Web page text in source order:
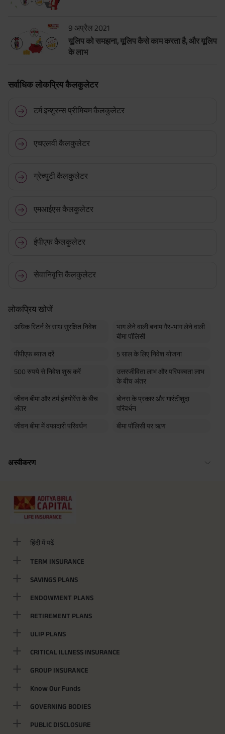
9 अप्रैल 2021
यूलिप को समझना, यूलिप कैसे काम करता है, और यूलिप
के लाभ
सर्वाधिक लोकप्रिय कैलकुलेटर
टर्म इन्शुरन्स प्रीमियम कैलकुलेटर
एचएलवी कैलकुलेटर
ग्रेच्युटी कैलकुलेटर
एमआईएस कैलकुलेटर
ईपीएफ कैलकुलेटर
सेवानिवृत्ति कैलकुलेटर
लोकप्रिय खोजें
अधिक रिटर्न के साथ सुरक्षित निवेश
भाग लेने वाली बनाम गैर-भाग लेने वाली
बीमा पॉलिसी
पीपीएफ ब्याज दरें 5 साल के लिए निवेश योजना
500 रुपये से निवेश शुरू करें
उत्तरजीविता लाभ और परिपक्वता लाभ
के बीच अंतर
जीवन बीमा और टर्म इंश्योरेंस के बीच
अंतर
बोनस के प्रकार और गारंटीशुदा
परिवर्धन
जीवन बीमा में वफादारी परिवर्धन बीमा पॉलिसी पर ऋण
अस्वीकरण
हिंदी में पढ़ें
TERM INSURANCE
SAVINGS PLANS
ENDOWMENT PLANS
RETIREMENT PLANS
ULIP PLANS
CRITICAL ILLNESS INSURANCE
GROUP INSURANCE
Know Our Funds
GOVERNING BODIES
PUBLIC DISCLOSURE